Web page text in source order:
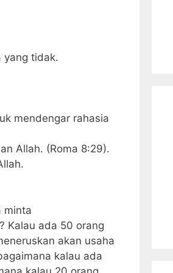
yang tidak.
mendengar rahasia
Allah. (Roma 8:29).
minta
Kalau ada 50 orang
akan usaha
kalau ada